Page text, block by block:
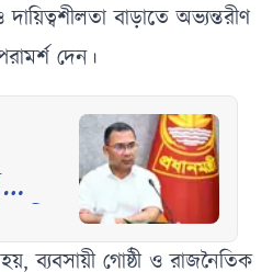
বাড়াতে অভ্যন্তরীণ
দেন।
ব্যবসায়ী গোষ্ঠী ও রাজনৈতিক